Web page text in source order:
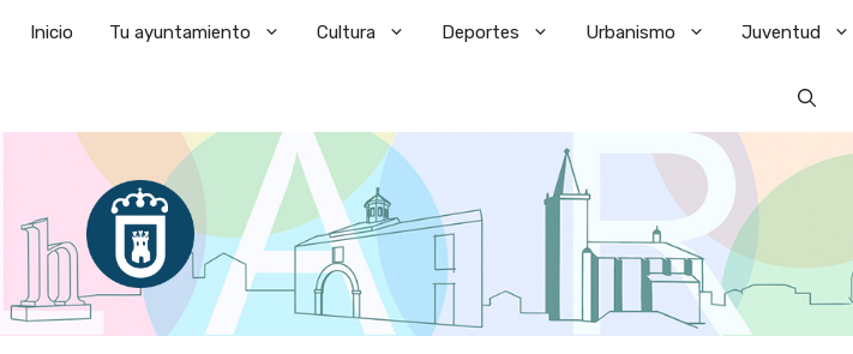
Inicio Tu ayuntamiento Cultura Deportes Urbanismo Juventud